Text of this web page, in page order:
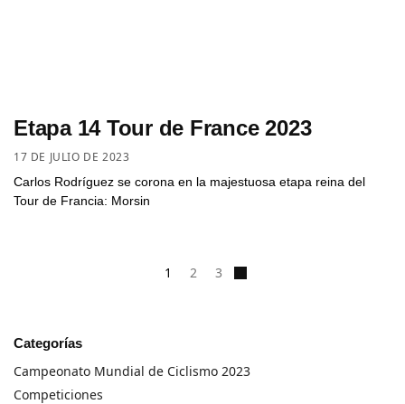
Etapa 14 Tour de France 2023
17 DE JULIO DE 2023
Carlos Rodríguez se corona en la majestuosa etapa reina del
Tour de Francia: Morsin
1 2 3
Categorías
Campeonato Mundial de Ciclismo 2023
Competiciones